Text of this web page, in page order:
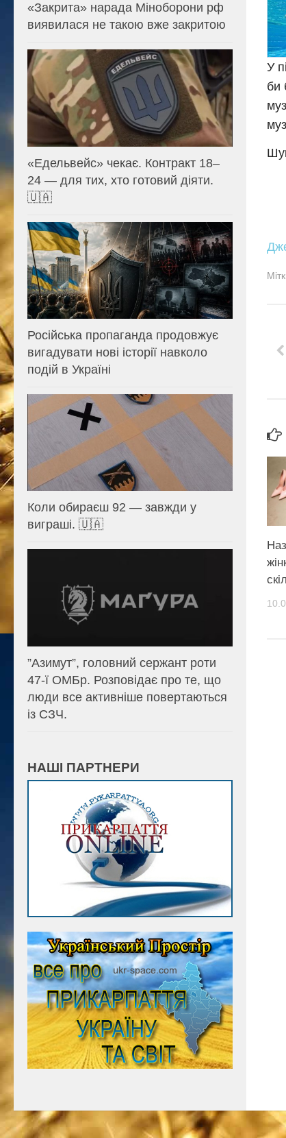
У
би
«Закрита» нарада Міноборони рф
виявилася не такою вже закритою
«Едельвейс» чекає. Контракт 18–
24 — для тих, хто готовий діяти.
🇺🇦
Російська пропаганда продовжує
вигадувати нові історії навколо
подій в Україні
Коли обираєш 92 — завжди у
виграші. 🇺🇦
⁨”Азимут”, головний сержант роти
47-ї ОМБр. Розповідає про те, що
люди все активніше повертаються
із СЗЧ.
НАШІ ПАРТНЕРИ